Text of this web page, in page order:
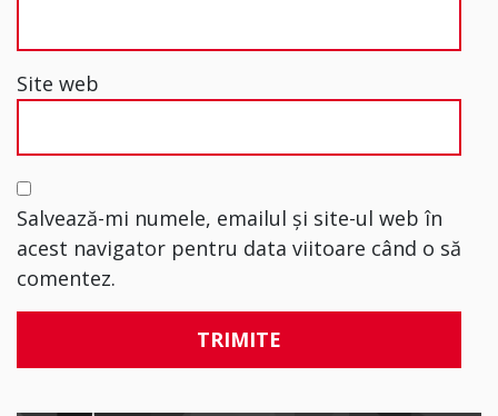
Site web
Salvează-mi numele, emailul și site-ul web în
acest navigator pentru data viitoare când o să
comentez.